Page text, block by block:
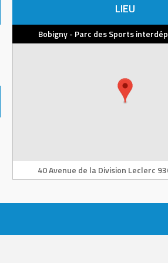
LIEU
Bobigny - Parc des Sports
40 Avenue de la Division Leclerc